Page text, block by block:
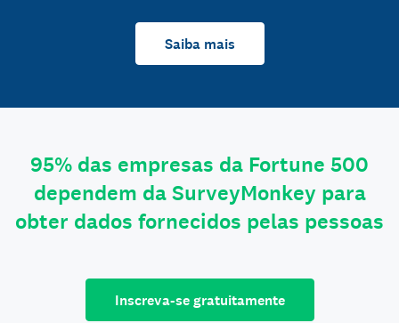
Saiba mais
95% das empresas da Fortune 500
dependem da SurveyMonkey para
obter dados fornecidos pelas pessoas
Inscreva-se gratuitamente